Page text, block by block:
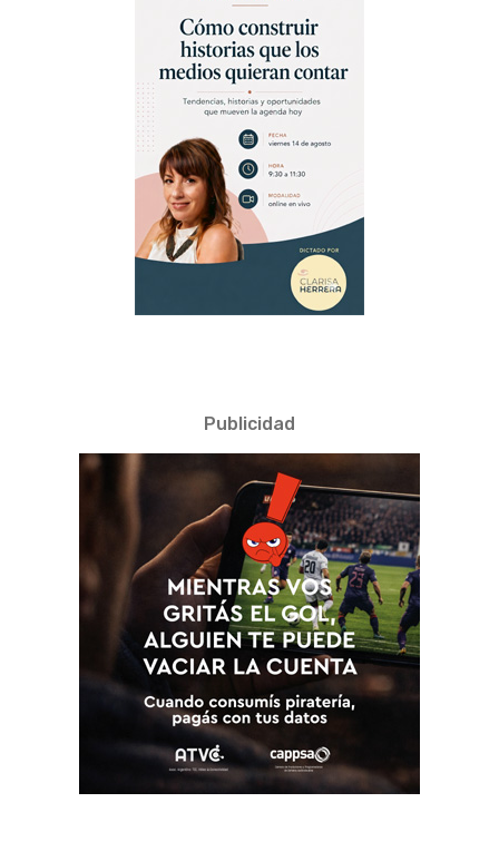
Publicidad